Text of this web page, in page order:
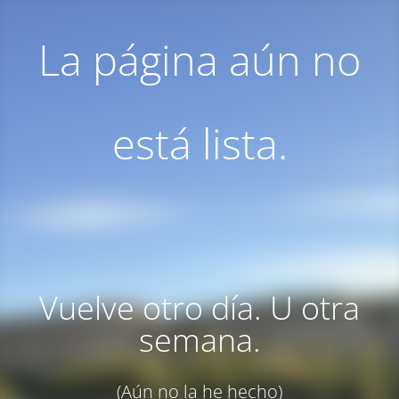
La página aún no
está lista.
Vuelve otro día. U otra
semana.
(Aún no la he hecho)